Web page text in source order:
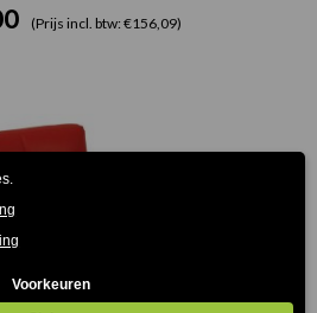
(Prijs incl. btw: €156,09)